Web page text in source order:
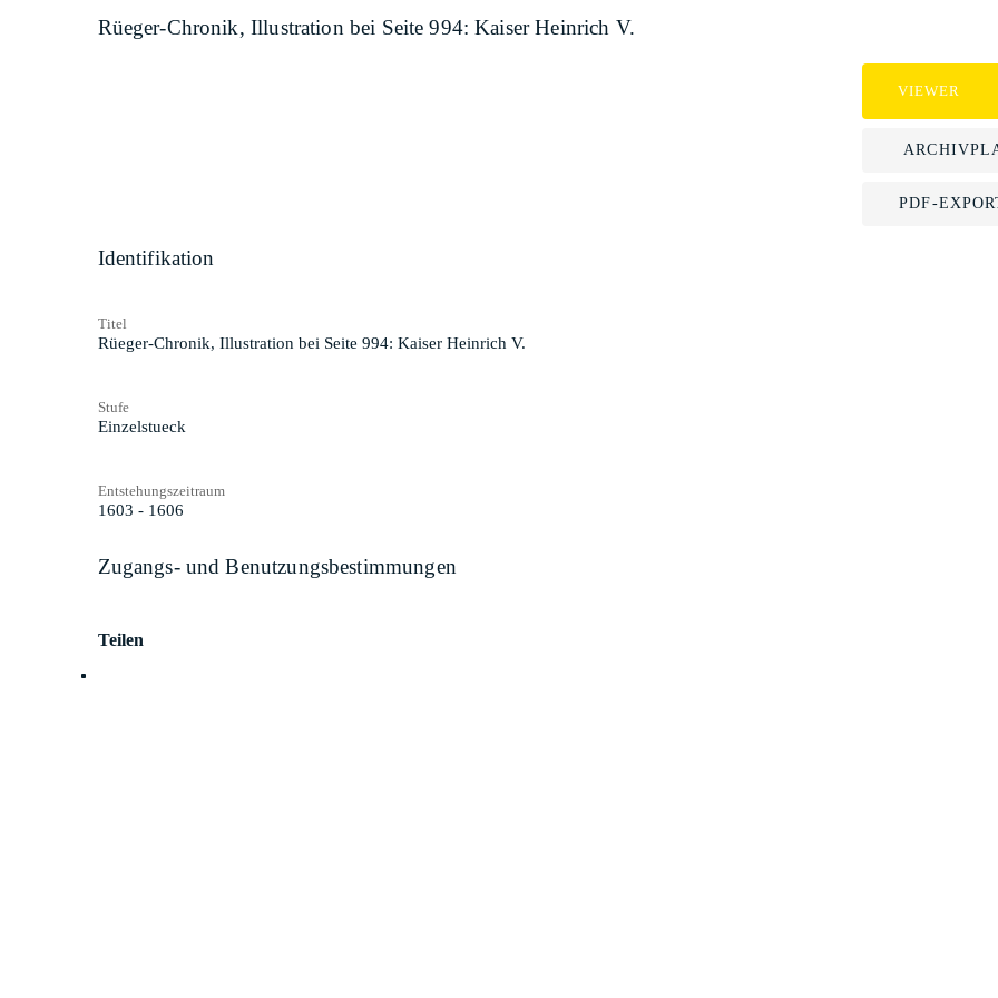
Rüeger-Chronik, Illustration bei Seite 994: Kaiser Heinrich V.
VIEWER
PDF-
Identifikation
Titel
Rüeger-Chronik, Illustration bei Seite 994: Kaiser Heinrich V.
Stufe
Einzelstueck
Entstehungszeitraum
1603 - 1606
Zugangs- und Benutzungsbestimmungen
Teilen